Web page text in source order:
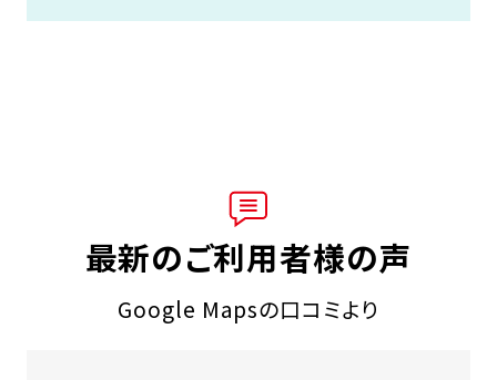
最新のご利用者様の声
Google Mapsの口コミより